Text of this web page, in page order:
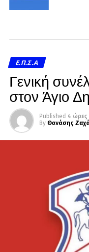
Ε.Π.Σ.Α
Γενική
στον Άγιο
Published 4 ώρες
By Θανάσης